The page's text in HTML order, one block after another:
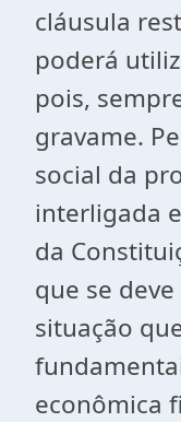
cláusula
poderá
pois,
gravame.
social da
interligada
da
que se
situação
econômica